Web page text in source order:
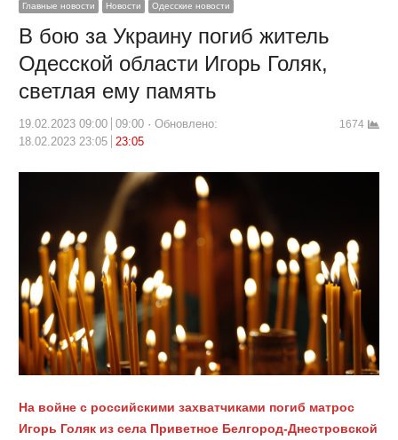
Главные новости Новости Одесские новости
В бою за Украину погиб житель
Одесской области Игорь Голяк,
светлая ему память
19.02.2023 09:00 09:00
Обновлено:
18.02.2023 23:05
23:05
1674
На войне с российскими захватчиками погиб матрос
Игорь Голяк из села Приветное Белгород-Днестровской